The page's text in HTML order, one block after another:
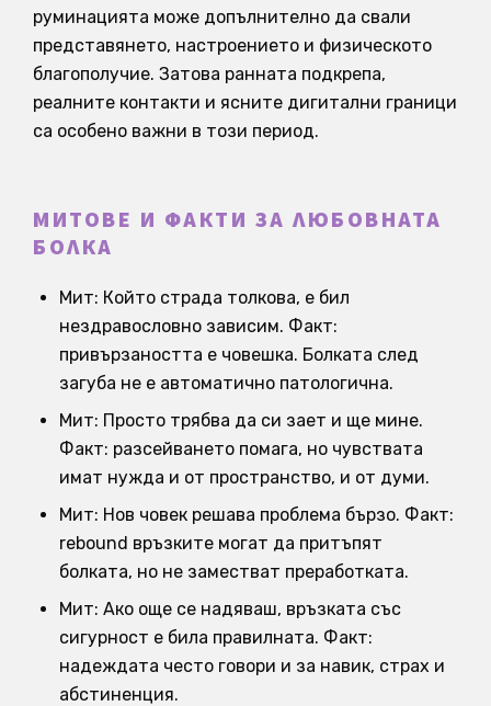
руминацията може допълнително да свали
представянето, настроението и физическото
благополучие. Затова ранната подкрепа,
реалните контакти и ясните дигитални граници
са особено важни в този период.
МИТОВЕ И ФАКТИ ЗА ЛЮБОВНАТА
БОЛКА
Мит: Който страда толкова, е бил
нездравословно зависим. Факт:
привързаността е човешка. Болката след
загуба не е автоматично патологична.
Мит: Просто трябва да си зает и ще мине.
Факт: разсейването помага, но чувствата
имат нужда и от пространство, и от думи.
Мит: Нов човек решава проблема бързо. Факт:
rebound връзките могат да притъпят
болката, но не заместват преработката.
Мит: Ако още се надяваш, връзката със
сигурност е била правилната. Факт:
надеждата често говори и за навик, страх и
абстиненция.